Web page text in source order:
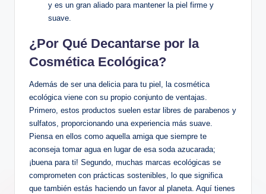
y es un gran aliado para mantener la piel firme y
suave.
¿Por Qué Decantarse por la
Cosmética Ecológica?
Además de ser una delicia para tu piel, la cosmética
ecológica viene con su propio conjunto de ventajas.
Primero, estos productos suelen estar libres de parabenos y
sulfatos, proporcionando una experiencia más suave.
Piensa en ellos como aquella amiga que siempre te
aconseja tomar agua en lugar de esa soda azucarada;
¡buena para ti! Segundo, muchas marcas ecológicas se
comprometen con prácticas sostenibles, lo que significa
que también estás haciendo un favor al planeta. Aquí tienes